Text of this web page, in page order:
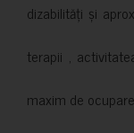
dizabilități și
terapii ,
maxim de